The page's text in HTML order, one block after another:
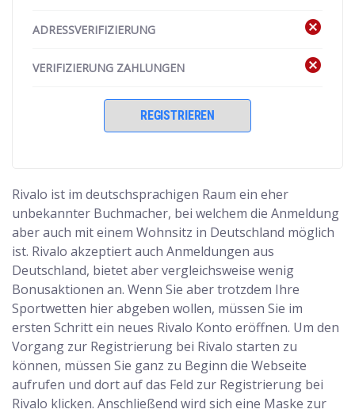
ADRESSVERIFIZIERUNG cancel
VERIFIZIERUNG ZAHLUNGEN cancel
REGISTRIEREN
Rivalo ist im deutschsprachigen Raum ein eher
unbekannter Buchmacher, bei welchem die Anmeldung
aber auch mit einem Wohnsitz in Deutschland möglich
ist. Rivalo akzeptiert auch Anmeldungen aus
Deutschland, bietet aber vergleichsweise wenig
Bonusaktionen an. Wenn Sie aber trotzdem Ihre
Sportwetten hier abgeben wollen, müssen Sie im
ersten Schritt ein neues Rivalo Konto eröffnen. Um den
Vorgang zur Registrierung bei Rivalo starten zu
können, müssen Sie ganz zu Beginn die Webseite
aufrufen und dort auf das Feld zur Registrierung bei
Rivalo klicken. Anschließend wird sich eine Maske zur